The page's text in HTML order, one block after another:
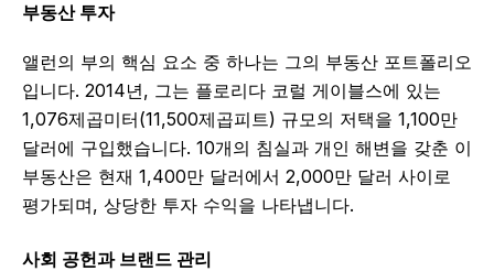
부동산 투자
앨런의 부의 핵심 요소 중 하나는 그의 부동산 포트폴리오
입니다. 2014년, 그는 플로리다 코럴 게이블스에 있는
1,076제곱미터(11,500제곱피트) 규모의 저택을 1,100만
달러에 구입했습니다. 10개의 침실과 개인 해변을 갖춘 이
부동산은 현재 1,400만 달러에서 2,000만 달러 사이로
평가되며, 상당한 투자 수익을 나타냅니다.
사회 공헌과 브랜드 관리